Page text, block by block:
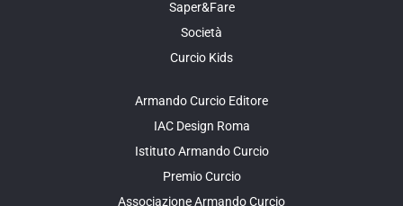
Saper&Fare
Società
Curcio Kids
Armando Curcio Editore
IAC Design Roma
Istituto Armando Curcio
Premio Curcio
Associazione Armando Curcio